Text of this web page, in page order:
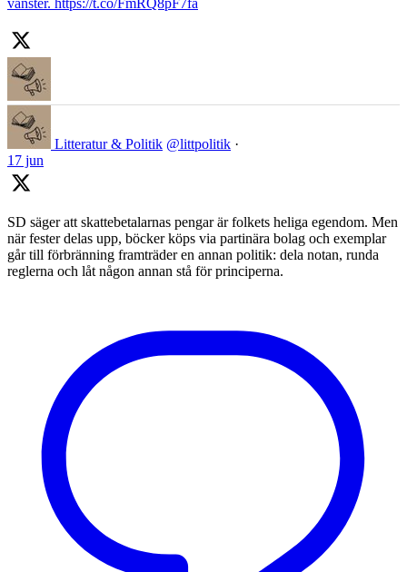
Litteratur & Politik @littpolitik ·
17 jun
SD säger att skattebetalarnas pengar är folkets heliga egendom. Men
när fester delas upp, böcker köps via partinära bolag och exemplar
går till förbränning framträder en annan politik: dela notan, runda
reglerna och låt någon annan stå för principerna.